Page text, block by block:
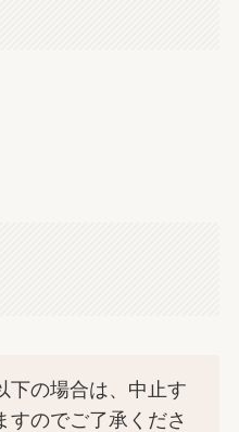
下の場合は、中止す
すのでご了承くださ